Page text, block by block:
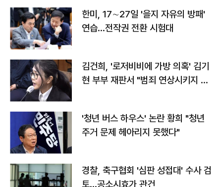
한미, 17∼27일 '을지 자유의 방패'
연습…전작권 전환 시험대
김건희, '로저비비에 가방 의혹' 김기
현 부부 재판서 "범죄 연상시키지 말
'청년 버스 하우스' 논란 황희 "청년
주거 문제 헤아리지 못했다"
경찰, 축구협회 '심판 성접대' 수사 검
토…공소시효가 관건